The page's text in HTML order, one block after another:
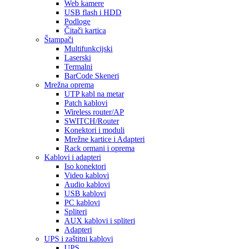
Web kamere
USB flash i HDD
Podloge
Čitači kartica
Štampači
Multifunkcijski
Laserski
Termalni
BarCode Skeneri
Mrežna oprema
UTP kabl na metar
Patch kablovi
Wireless router/AP
SWITCH/Router
Konektori i moduli
Mrežne kartice i Adapteri
Rack ormani i oprema
Kablovi i adapteri
Iso konektori
Video kablovi
Audio kablovi
USB kablovi
PC kablovi
Spliteri
AUX kablovi i spliteri
Adapteri
UPS i zaštitni kablovi